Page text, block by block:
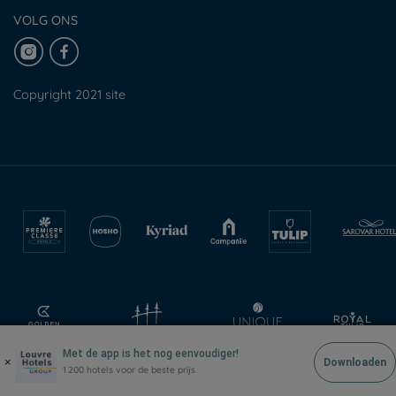
VOLG ONS
Copyright 2021 site
× Met de app is het nog eenvoudiger!
1.200 hotels voor de beste prijs
Downloaden